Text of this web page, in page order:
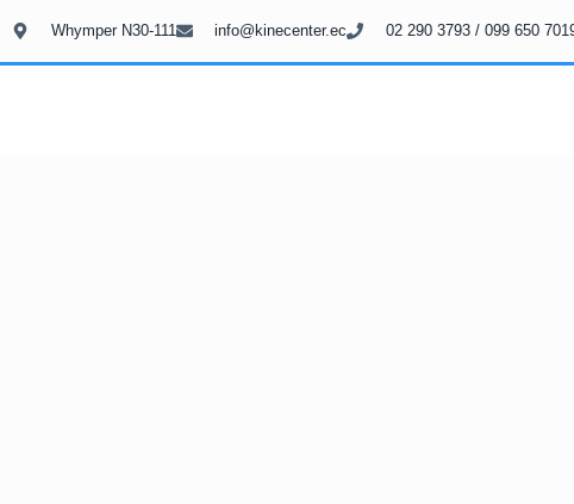
Whymper N30-111 info@kinecenter.ec 02 290 3793 / 099 650